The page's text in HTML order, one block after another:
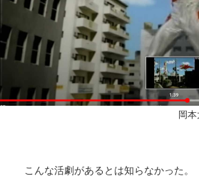
岡
こんな活劇があるとは知らなかった。